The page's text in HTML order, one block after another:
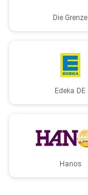
Die Grenze
Edeka DE
Hanos